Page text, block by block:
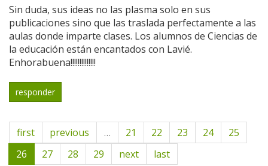
Sin duda, sus ideas no las plasma solo en sus
publicaciones sino que las traslada perfectamente a las
aulas donde imparte clases. Los alumnos de Ciencias de
la educación están encantados con Lavié.
Enhorabuena!!!!!!!!!!!!!!
responder
first previous … 21 22 23 24
25
26
27 28 29 next last